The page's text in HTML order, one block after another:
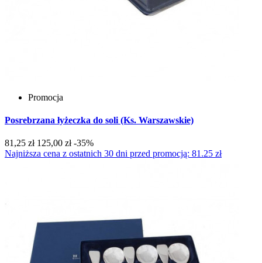
Promocja
Posrebrzana łyżeczka do soli (Ks. Warszawskie)
81,25 zł 125,00 zł -35%
Najniższa cena z ostatnich 30 dni przed promocją: 81.25 zł